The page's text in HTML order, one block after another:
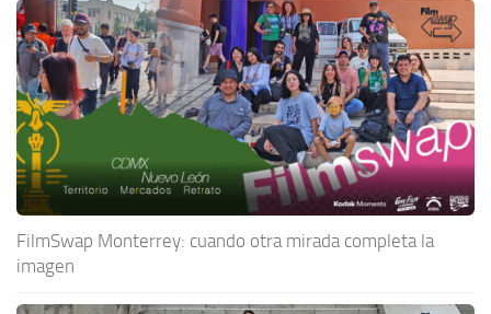
FilmSwap Monterrey: cuando otra mirada completa la
imagen